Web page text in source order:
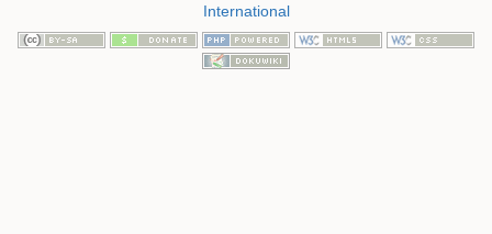
International